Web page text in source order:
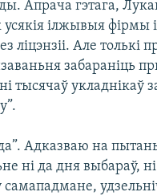
Апрача гэтага,
ілжывыя фірмы
ліцэнзіі. Але толькі
забараніць
тысячаў укладнікаў
Адказваю на
ні да дня выбараў,